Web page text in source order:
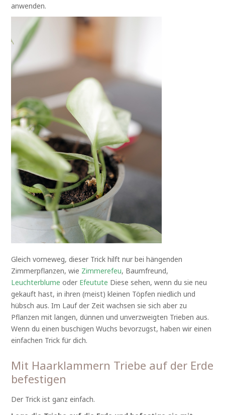
anwenden.
Gleich vorneweg, dieser Trick hilft nur bei hängenden
Zimmerpflanzen, wie Zimmerefeu, Baumfreund,
Leuchterblumeoder Efeutute Diese sehen, wenn du sie neu
gekauft hast, in ihren (meist) kleinen Töpfen niedlich und
hübsch aus. Im Lauf der Zeit wachsen sie sich aber zu
Pflanzen mit langen, dünnen und unverzweigten Trieben aus.
Wenn du einen buschigen Wuchs bevorzugst, haben wir einen
einfachen Trick für dich.
Mit Haarklammern Triebe auf der Erde
befestigen
Der Trick ist ganz einfach.